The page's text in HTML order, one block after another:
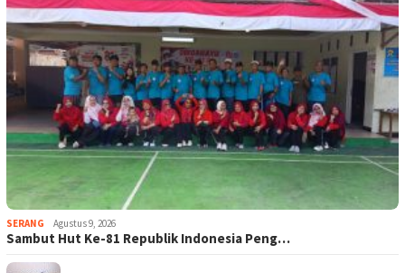
SERANG Agustus 9, 2026
Sambut Hut Ke-81 Republik Indonesia Peng…